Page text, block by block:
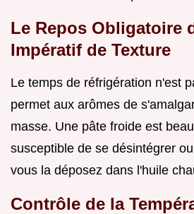
Le Repos Obligatoire
Impératif de Texture
Le temps de réfrigération n'est
permet aux arômes de
masse. Une pâte froide est
susceptible de se désintégrer
vous la déposez dans l'huile
Contrôle de la